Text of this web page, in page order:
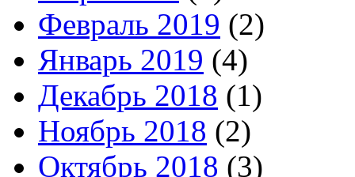
Февраль 2019 (2)
Январь 2019 (4)
Декабрь 2018 (1)
Ноябрь 2018 (2)
Октябрь 2018 (3)